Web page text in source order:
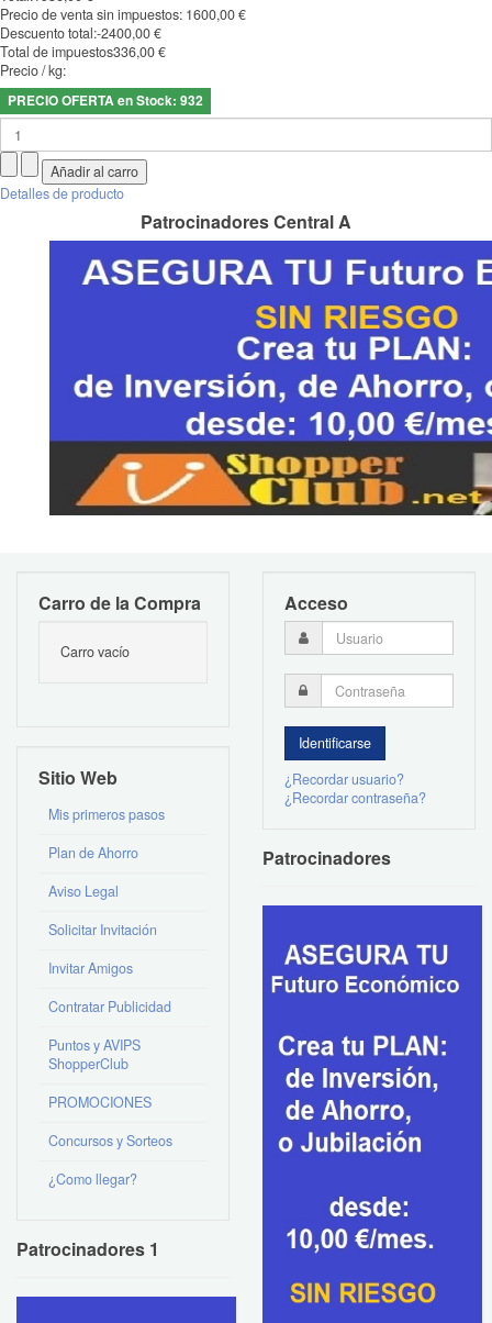
Precio de venta sin impuestos: 1600,00 €
Descuento total:-2400,00 €
Total de impuestos336,00 €
Precio / kg:
PRECIO OFERTA en Stock: 932
Detalles de producto
Patrocinadores Central A
Carro de la Compra
Carro vacío
Sitio Web
Mis primeros pasos
Plan de Ahorro
Aviso Legal
Solicitar Invitación
Invitar Amigos
Contratar Publicidad
Puntos y AVIPS
ShopperClub
PROMOCIONES
Concursos y Sorteos
¿Como llegar?
Patrocinadores 1
Acceso
¿Recordar usuario?
¿Recordar contraseña?
Patrocinadores